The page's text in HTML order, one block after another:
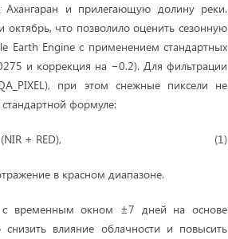
Ахангаран и прилегающую долину реки.
что позволило оценить сезонную
Earth Engine с применением стандартных
и коррекция на −0.2). Для фильтрации
при этом снежные пиксели не
формуле:
- RED) / (NIR + RED), (1)
в красном диапазоне.
с временным окном ±7 дней на основе
влияние облачности и повысить